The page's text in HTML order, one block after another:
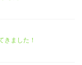
きました！